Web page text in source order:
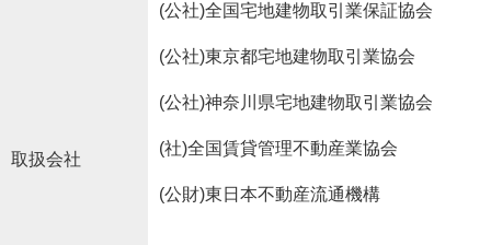
取扱会社
(公社)全国宅地建物取引業保証協会
(公社)東京都宅地建物取引業協会
(公社)神奈川県宅地建物取引業協会
(社)全国賃貸管理不動産業協会
(公財)東日本不動産流通機構